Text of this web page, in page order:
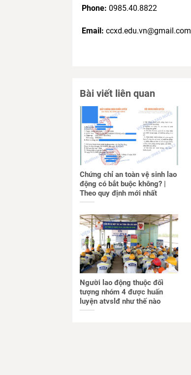
Phone: 0985.40.8822
Email: ccxd.edu.vn@gmail.com
Bài viết liên quan
Chứng chỉ an toàn vệ sinh lao
động có bắt buộc không? |
Theo quy định mới nhất
Người lao động thuộc đối
tượng nhóm 4 được huấn
luyện atvslđ như thế nào